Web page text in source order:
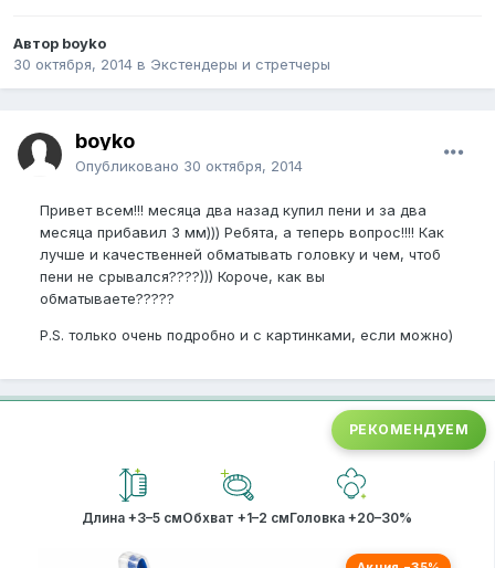
Автор boyko
30 октября, 2014 в Экстендеры и стретчеры
boyko
Опубликовано 30 октября, 2014
Привет всем!!! месяца два назад купил пени и за два
месяца прибавил 3 мм))) Ребята, а теперь вопрос!!!! Как
лучше и качественней обматывать головку и чем, чтоб
пени не срывался????))) Короче, как вы
обматываете?????
P.S. только очень подробно и с картинками, если можно)
РЕКОМЕНДУЕМ
Длина +3–5 смОбхват +1–2 смГоловка +20–30%